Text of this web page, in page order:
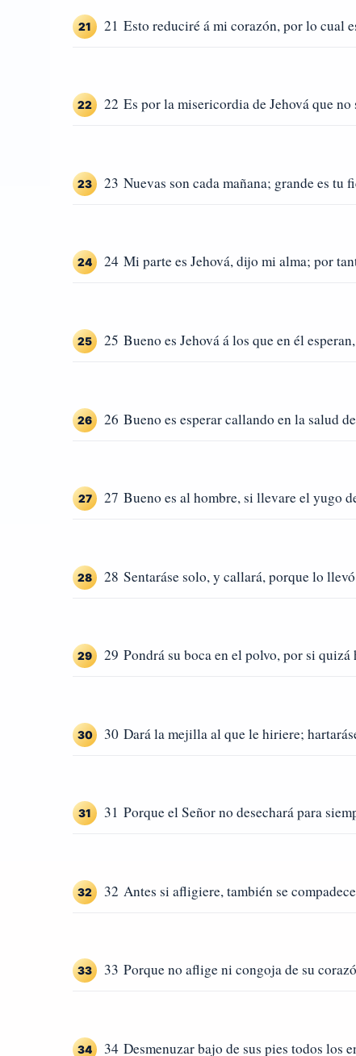
21 21 Esto reduciré á mi corazón, por lo cual
22 22 Es por la misericordia de Jehová que
23 23 Nuevas son cada mañana; grande es tu
24 24 Mi parte es Jehová, dijo mi alma; por
25 25 Bueno es Jehová á los que en él
26 26 Bueno es esperar callando en la salud
27 27 Bueno es al hombre, si llevare el yugo
28 28 Sentaráse solo, y callará, porque lo
29 29 Pondrá su boca en el polvo, por si quizá
30 30 Dará la mejilla al que le hiriere;
31 31 Porque el Señor no desechará para
32 32 Antes si afligiere, también se
33 33 Porque no aflige ni congoja de su
34 34 Desmenuzar bajo de sus pies todos los